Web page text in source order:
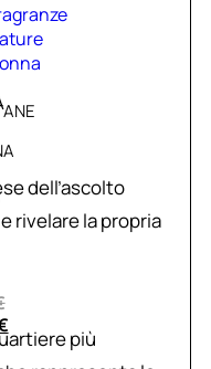
dell’ascolto
rivelare la propria
più